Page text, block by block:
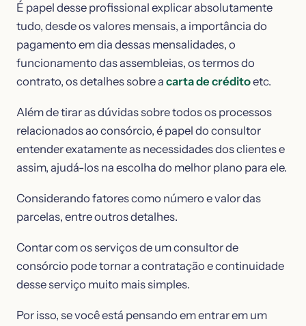
É papel desse profissional explicar absolutamente
tudo, desde os valores mensais, a importância do
pagamento em dia dessas mensalidades, o
funcionamento das assembleias, os termos do
contrato, os detalhes sobre a carta de créditoetc.
Além de tirar as dúvidas sobre todos os processos
relacionados ao consórcio, é papel do consultor
entender exatamente as necessidades dos clientes e
assim, ajudá-los na escolha do melhor plano para ele.
Considerando fatores como número e valor das
parcelas, entre outros detalhes.
Contar com os serviços de um consultor de
consórcio pode tornar a contratação e continuidade
desse serviço muito mais simples.
Por isso, se você está pensando em entrar em um